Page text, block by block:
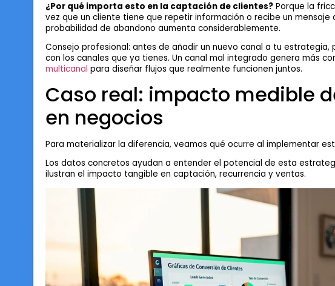
¿Por qué importa esto en la captación de clientes?Porque la
vez que un cliente tiene que repetir información o recibe un
probabilidad de abandono aumenta considerablemente.
Consejo profesional: antes de añadir un nuevo canal a tu
con los canales que ya tienes. Un canal mal integrado genera más
multicanal para diseñar flujos que realmente funcionen juntos.
Caso real: impacto medible
en negocios
Para materializar la diferencia, veamos qué ocurre al implementar
Los datos concretos ayudan a entender el potencial de esta
ilustran el impacto tangible en captación, recurrencia y ventas.